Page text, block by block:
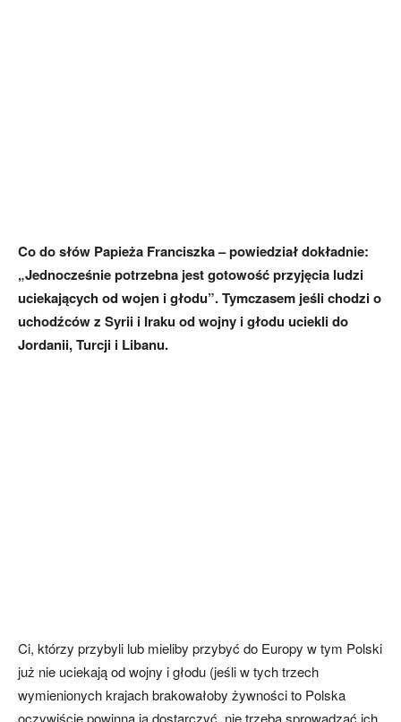
Co do słów Papieża Franciszka – powiedział dokładnie:
„Jednocześnie potrzebna jest gotowość przyjęcia ludzi
uciekających od wojen i głodu”. Tymczasem jeśli chodzi o
uchodźców z Syrii i Iraku od wojny i głodu uciekli do
Jordanii, Turcji i Libanu.
Ci, którzy przybyli lub mieliby przybyć do Europy w tym Polski
już nie uciekają od wojny i głodu (jeśli w tych trzech
wymienionych krajach brakowałoby żywności to Polska
oczywiście powinna ją dostarczyć, nie trzeba sprowadzać ich